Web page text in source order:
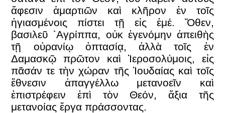
ἄφεσιν ἁμαρτιῶν καὶ κλῆρον ἐν τοῖς
ἡγιασμένοις πίστει τῇ εἰς ἐμέ. Ὅθεν,
βασιλεῦ ᾿Αγρίππα, οὐκ ἐγενόμην ἀπειθὴς
τῇ οὐρανίῳ ὀπτασίᾳ, ἀλλὰ τοῖς ἐν
Δαμασκῷ πρῶτον καὶ Ἱεροσολύμοις, εἰς
πᾶσάν τε τὴν χώραν τῆς Ἰουδαίας καὶ τοῖς
ἔθνεσιν ἀπαγγέλλω μετανοεῖν καὶ
ἐπιστρέφειν ἐπὶ τὸν Θεόν, ἄξια τῆς
μετανοίας ἔργα πράσσοντας.